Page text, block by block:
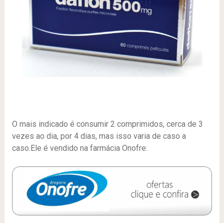
O mais indicado é consumir 2 comprimidos, cerca de 3
vezes ao dia, por 4 dias, mas isso varia de caso a
caso.Ele é vendido na farmácia Onofre: